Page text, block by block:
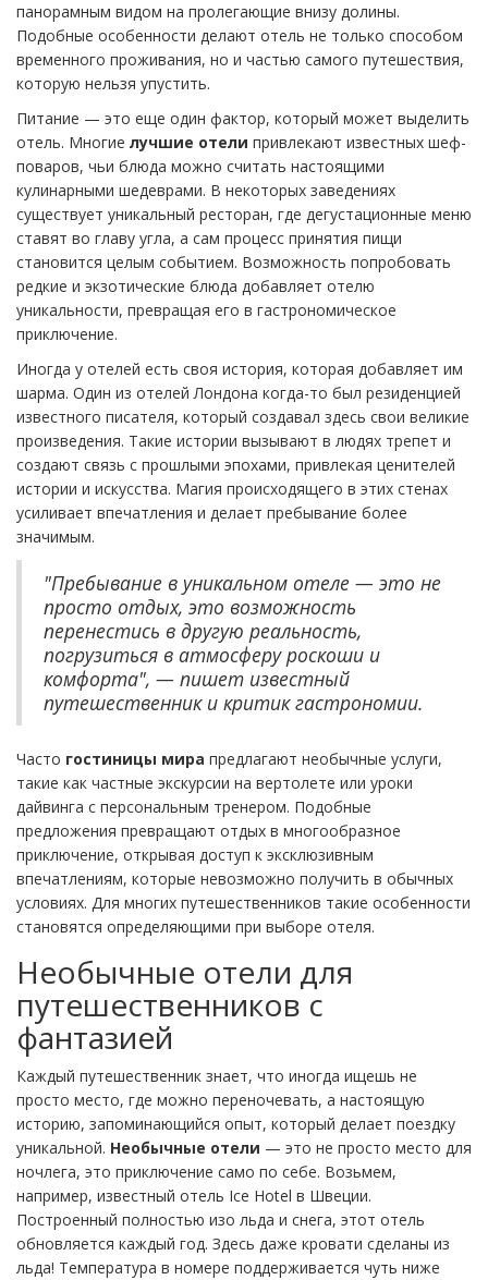
панорамным видом на пролегающие внизу долины.
Подобные особенности делают отель не только способом
временного проживания, но и частью самого путешествия,
которую нельзя упустить.
Питание — это еще один фактор, который может выделить
отель. Многие лучшие отели привлекают известных шеф-
поваров, чьи блюда можно считать настоящими
кулинарными шедеврами. В некоторых заведениях
существует уникальный ресторан, где дегустационные меню
ставят во главу угла, а сам процесс принятия пищи
становится целым событием. Возможность попробовать
редкие и экзотические блюда добавляет отелю
уникальности, превращая его в гастрономическое
приключение.
Иногда у отелей есть своя история, которая добавляет им
шарма. Один из отелей Лондона когда-то был резиденцией
известного писателя, который создавал здесь свои великие
произведения. Такие истории вызывают в людях трепет и
создают связь с прошлыми эпохами, привлекая ценителей
истории и искусства. Магия происходящего в этих стенах
усиливает впечатления и делает пребывание более
значимым.
"Пребывание в уникальном отеле — это не
просто отдых, это возможность
перенестись в другую реальность,
погрузиться в атмосферу роскоши и
комфорта", — пишет известный
путешественник и критик гастрономии.
Часто гостиницы мира предлагают необычные услуги,
такие как частные экскурсии на вертолете или уроки
дайвинга с персональным тренером. Подобные
предложения превращают отдых в многообразное
приключение, открывая доступ к эксклюзивным
впечатлениям, которые невозможно получить в обычных
условиях. Для многих путешественников такие особенности
становятся определяющими при выборе отеля.
Необычные отели для
путешественников с
фантазией
Каждый путешественник знает, что иногда ищешь не
просто место, где можно переночевать, а настоящую
историю, запоминающийся опыт, который делает поездку
уникальной. Необычные отели — это не просто место для
ночлега, это приключение само по себе. Возьмем,
например, известный отель Ice Hotel в Швеции.
Построенный полностью изо льда и снега, этот отель
обновляется каждый год. Здесь даже кровати сделаны из
льда! Температура в номере поддерживается чуть ниже